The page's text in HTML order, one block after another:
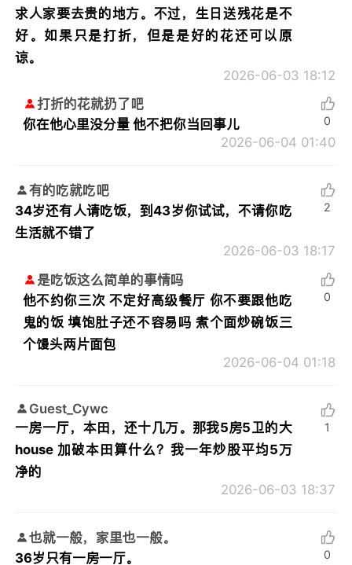
求人家要去贵的地方。不过，生日送残花是不
好。如果只是打折，但是是好的花还可以原
谅。
2026-06-03 18:12
打折的花就扔了吧
你在他心里没分量 他不把你当回事儿
2026-06-04 01:40
0
有的吃就吃吧
34岁还有人请吃饭，到43岁你试试，不请你吃
生活就不错了
2026-06-03 18:17
2
是吃饭这么简单的事情吗
他不约你三次 不定好高级餐厅 你不要跟他吃
鬼的饭 填饱肚子还不容易吗 煮个面炒碗饭三
个馒头两片面包
2026-06-04 01:18
0
Guest_Cywc
一房一厅，本田，还十几万。那我5房5卫的大
house 加破本田算什么？我一年炒股平均5万
净的
2026-06-03 18:37
1
也就一般，家里也一般。
36岁只有一房一厅。
0